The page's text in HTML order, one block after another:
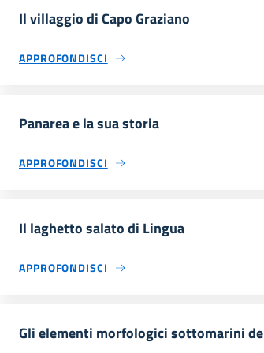
Il villaggio di Capo Graziano
APPROFONDISCI
Panarea e la sua storia
APPROFONDISCI
Il laghetto salato di Lingua
APPROFONDISCI
Gli elementi morfologici sottomarini